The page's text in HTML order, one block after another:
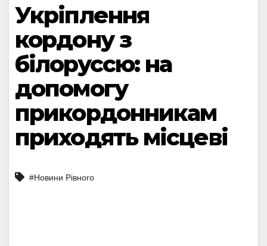
Укріплення
кордону з
білоруссю: на
допомогу
прикордонникам
приходять місцеві
#Новини Рівного